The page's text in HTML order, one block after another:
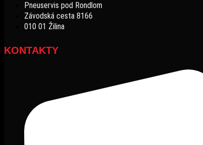
Pneuservis pod Rondlom
Závodská cesta 8166
010 01 Žilina
KONTAKTY